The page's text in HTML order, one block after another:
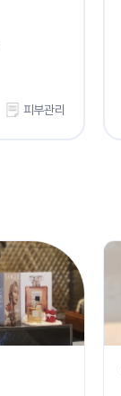
피부관리